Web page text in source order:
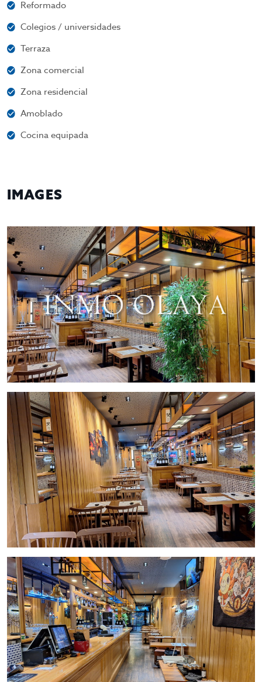
Reformado
Colegios / universidades
Terraza
Zona comercial
Zona residencial
Amoblado
Cocina equipada
IMAGES